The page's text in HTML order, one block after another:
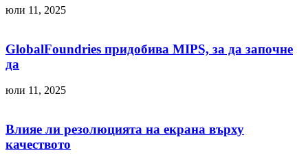
юли 11, 2025
GlobalFoundries придобива MIPS, за да започне
да
юли 11, 2025
Влияе ли резолюцията на екрана върху
качеството